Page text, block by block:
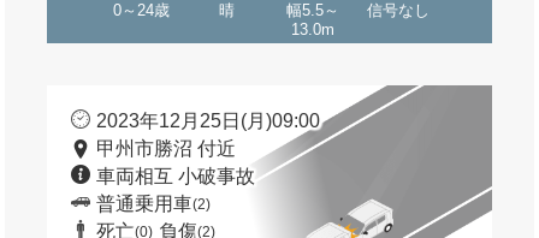
0～24歳 晴
幅5.5～
13.0m
信号なし
2023年12月25日(月)09:00
甲州市勝沼 付近
車両相互 小破事故
普通乗用車(2)
死亡(0) 負傷(2)